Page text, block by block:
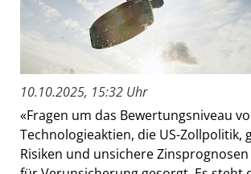
10.10.2025, 15:32 Uhr
«Fragen um das Bewertungsniveau
Technologieaktien, die US-Zollpolitik,
Risiken und unsichere